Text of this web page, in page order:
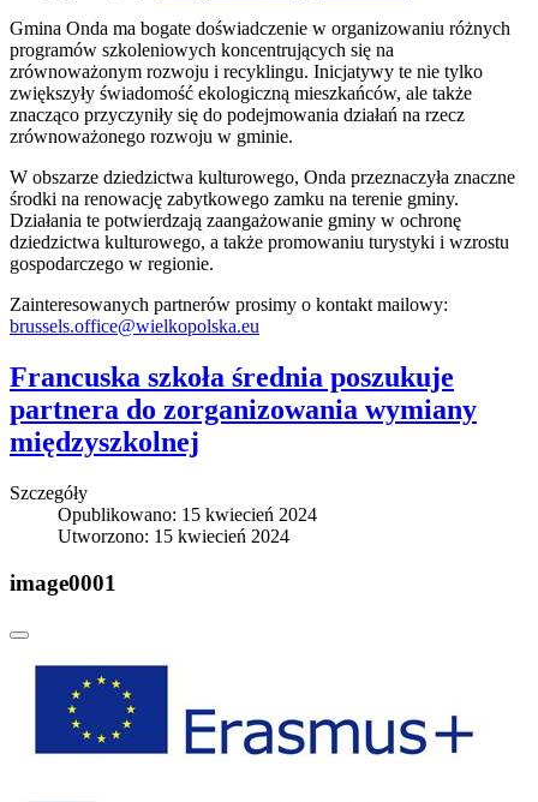
Gmina Onda ma bogate doświadczenie w organizowaniu różnych
programów szkoleniowych koncentrujących się na
zrównoważonym rozwoju i recyklingu. Inicjatywy te nie tylko
zwiększyły świadomość ekologiczną mieszkańców, ale także
znacząco przyczyniły się do podejmowania działań na rzecz
zrównoważonego rozwoju w gminie.
W obszarze dziedzictwa kulturowego, Onda przeznaczyła znaczne
środki na renowację zabytkowego zamku na terenie gminy.
Działania te potwierdzają zaangażowanie gminy w ochronę
dziedzictwa kulturowego, a także promowaniu turystyki i wzrostu
gospodarczego w regionie.
Zainteresowanych partnerów prosimy o kontakt mailowy:
brussels.office@wielkopolska.eu
Francuska szkoła średnia poszukuje
partnera do zorganizowania wymiany
międzyszkolnej
Szczegóły
Opublikowano: 15 kwiecień 2024
Utworzono: 15 kwiecień 2024
image0001